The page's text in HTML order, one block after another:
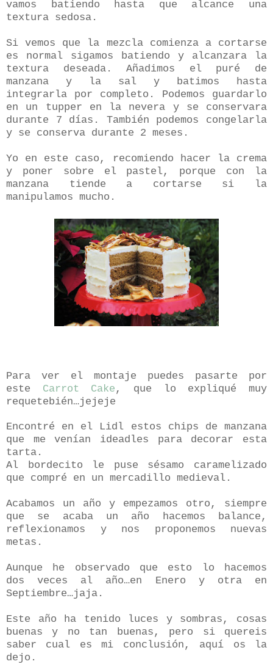
vamos batiendo hasta que alcance una
textura sedosa.
Si vemos que la mezcla comienza a cortarse
es normal sigamos batiendo y alcanzara la
textura deseada. Añadimos el puré de
manzana y la sal y batimos hasta
integrarla por completo. Podemos guardarlo
en un tupper en la nevera y se conservara
durante 7 días. También podemos congelarla
y se conserva durante 2 meses.
Yo en este caso, recomiendo hacer la crema
y poner sobre el pastel, porque con la
manzana tiende a cortarse si la
manipulamos mucho.
Para ver el montaje puedes pasarte por
este Carrot Cake , que lo expliqué muy
requetebién…jejeje
Encontré en el Lidl estos chips de manzana
que me venían ideadles para decorar esta
tarta.
Al bordecito le puse sésamo caramelizado
que compré en un mercadillo medieval.
Acabamos un año y empezamos otro, siempre
que se acaba un año hacemos balance,
reflexionamos y nos proponemos nuevas
metas.
Aunque he observado que esto lo hacemos
dos veces al año…en Enero y otra en
Septiembre…jaja.
Este año ha tenido luces y sombras, cosas
buenas y no tan buenas, pero si quereis
saber cual es mi conclusión, aquí os la
dejo.